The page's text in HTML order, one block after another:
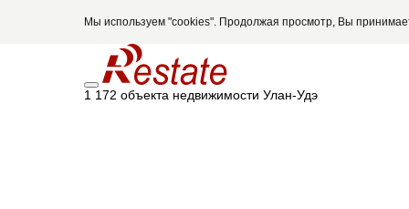
Мы используем "cookies". Продолжая просмотр, Вы
1 172 объекта недвижимости Улан-Удэ